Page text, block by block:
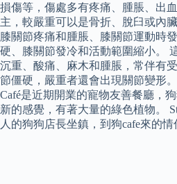
損傷等，傷處多有疼痛、腫脹、出
主，較嚴重可以是骨折、脫臼或內
膝關節疼痛和腫脹、膝關節運動時
硬、膝關節發冷和活動範圍縮小。
沉重、酸痛、麻木和腫脹，常伴有
節僵硬，嚴重者還會出現關節變形
Café是近期開業的寵物友善餐廳，
新的感覺，有著大量的綠色植物。
人的狗狗店長坐鎮，到狗cafe來的情